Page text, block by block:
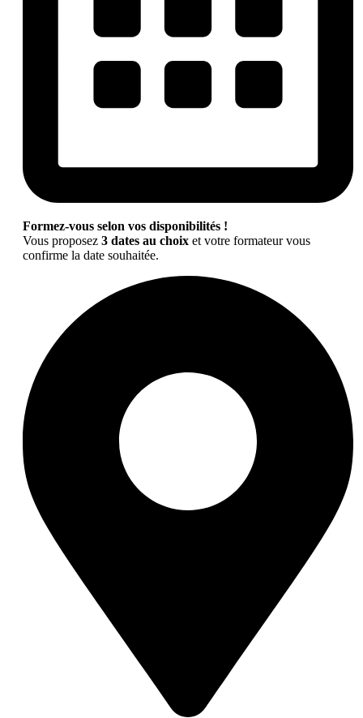
Formez-vous selon vos disponibilités !
Vous proposez 3 dates au choix et votre formateur vous
confirme la date souhaitée.